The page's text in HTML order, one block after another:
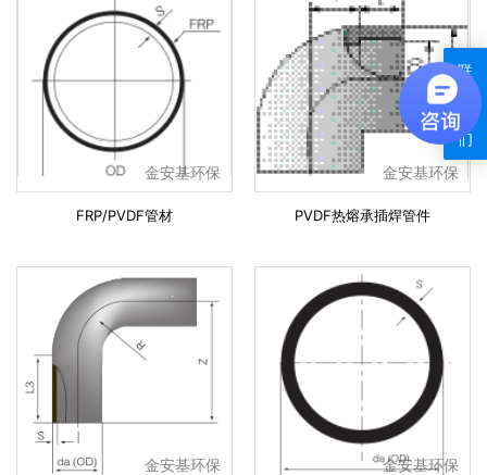
金安基环保
FRP/PVDF管材
金安基环保
PVDF热熔承插焊管件
金安基环保 金安基环保
联
我
们